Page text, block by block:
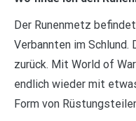
Der Runenmetz
Verbannten im
zurück. Mit World of
endlich wieder mit
Form von